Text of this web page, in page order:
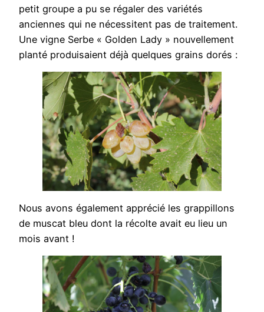
petit groupe a pu se régaler des variétés
anciennes qui ne nécessitent pas de traitement.
Une vigne Serbe « Golden Lady » nouvellement
planté produisaient déjà quelques grains dorés :
Nous avons également apprécié les grappillons
de muscat bleu dont la récolte avait eu lieu un
mois avant !